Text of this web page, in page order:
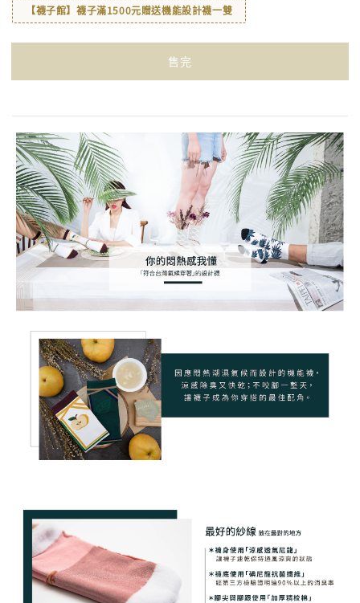
【襪子館】襪子滿1500元贈送機能設計襪一雙
售完